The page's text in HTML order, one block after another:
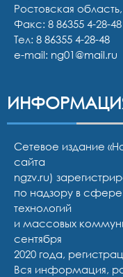
Ростовская
Факс: 8 86355 4-28-48
Тел: 8 86355 4-28-48
e-mail: ng01@mail.ru
Сетевое издание
сайта
ngzv.ru)
по надзору в
технологий
и массовых
сентября
2020 года,
Вся информация,